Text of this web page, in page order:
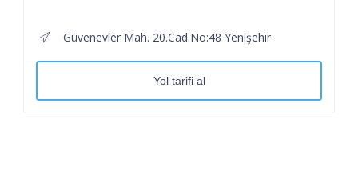
Güvenevler Mah. 20.Cad.No:48 Yenişehir
Yol tarifi al